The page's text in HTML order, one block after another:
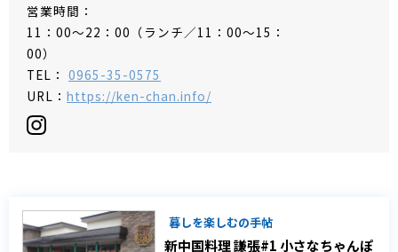
営業時間：
11：00～22：00（ランチ／11：00～15：
00）
TEL： 0965-35-0575
URL： https://ken-chan.info/
暮しを楽しむの手帖
新中国料理 謙張#1 小さなちゃんぽ